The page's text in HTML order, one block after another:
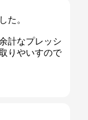
。
計なプレッシ
りやいすので